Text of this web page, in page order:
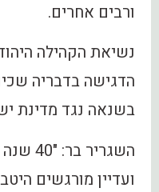
ורבים אחרים.
נשיאת הקהילה
הדגישה בדבריה
בשנאה נגד מדינת
ועדיין מורגשים